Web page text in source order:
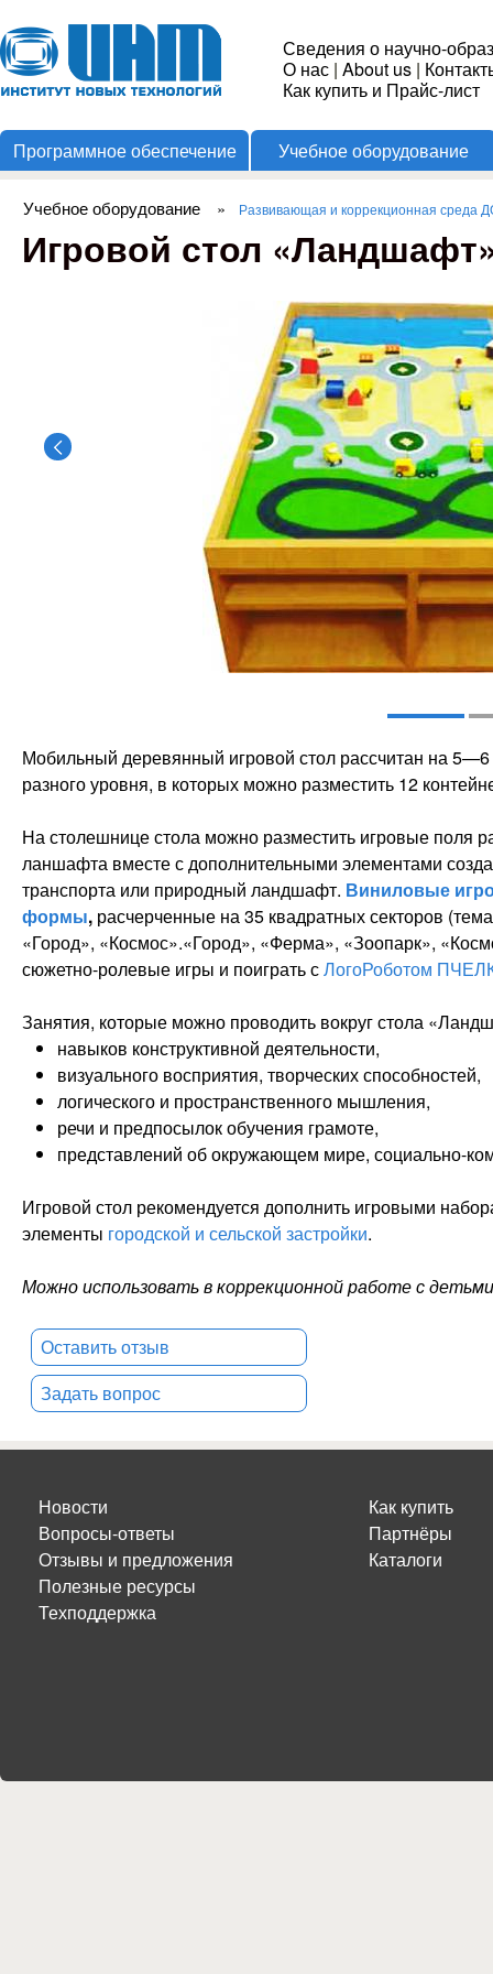
Институт
Новых
Технологий
Сведения о научно-
О нас | About us |
Как купить и Прайс-лист
Программное обеспечение Учебное оборудование
Вы здесь
Учебное оборудование » Развивающая и коррекционная среда
Игровой стол
Мобильный деревянный игровой стол рассчитан на
разного уровня, в которых можно разместить 12
На столешнице стола можно разместить игровые поля
ланшафта вместе с дополнительными элементами
транспорта или природный ландшафт. Виниловые
формы, расчерченные на 35 квадратных секторов
«Город», «Космос».«Город», «Ферма», «Зоопарк»,
сюжетно-ролевые игры и поиграть сЛогоРоботом
Занятия, которые можно проводить вокруг стола
навыков конструктивной деятельности,
визуального восприятия, творческих
логического и пространственного мышления,
речи и предпосылок обучения грамоте,
представлений об окружающем мире, социально-
Игровой стол рекомендуется дополнить игровыми
элементы городской и сельской застройки.
Можно использовать в коррекционной работе с
Оставить отзыв
Задать вопрос
Новости
Вопросы-ответы
Отзывы и предложения
Полезные ресурсы
Техподдержка
Как купить
Партнёры
Каталоги